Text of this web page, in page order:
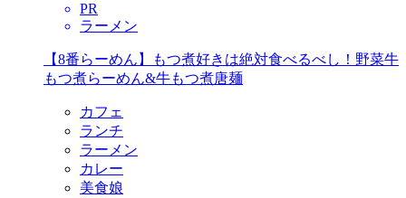
PR
ラーメン
【8番らーめん】もつ煮好きは絶対食べるべし！野菜牛
もつ煮らーめん&牛もつ煮唐麺
カフェ
ランチ
ラーメン
カレー
美食娘